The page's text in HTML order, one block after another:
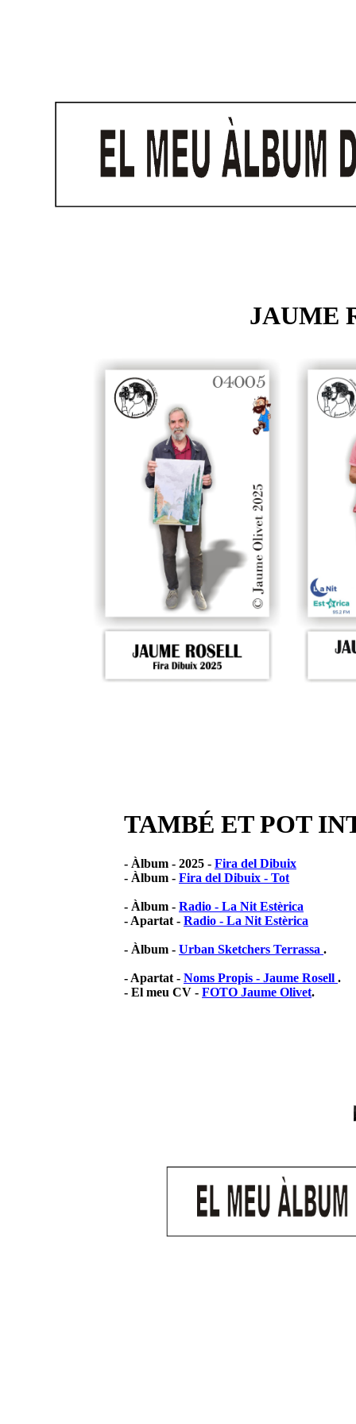
JAUME
TAMBÉ ET POT
- Àlbum - 2025 - Fira del Dibuix
- Àlbum - Fira del Dibuix - Tot
- Àlbum - Radio - La Nit Estèrica
- Apartat - Radio - La Nit Estèrica
- Àlbum - Urban Sketchers Terrassa .
- Apartat - Noms Propis - Jaume Rosell .
- El meu CV - FOTO Jaume Olivet.